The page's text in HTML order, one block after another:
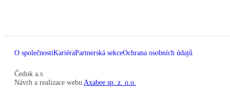
O společnostiKariéraPartnerská sekceOchrana osobních údajů
Čedok a.s
Návrh a realizace webu Axabee sp. z. o.o.